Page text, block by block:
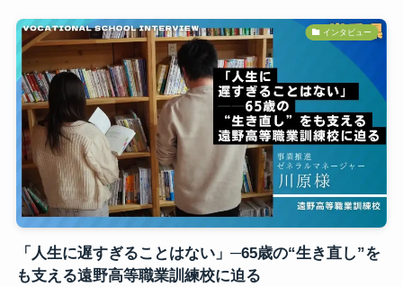
インタビュー
「人生に遅すぎることはない」─65歳の“生き直し”を
も支える遠野高等職業訓練校に迫る